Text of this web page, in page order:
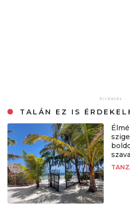
TALÁN EZ IS